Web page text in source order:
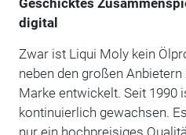
digital
Zwar ist Liqui Moly kein
neben den großen
Marke entwickelt. Seit 1990
kontinuierlich gewachsen.
nur ein hochpreisiges